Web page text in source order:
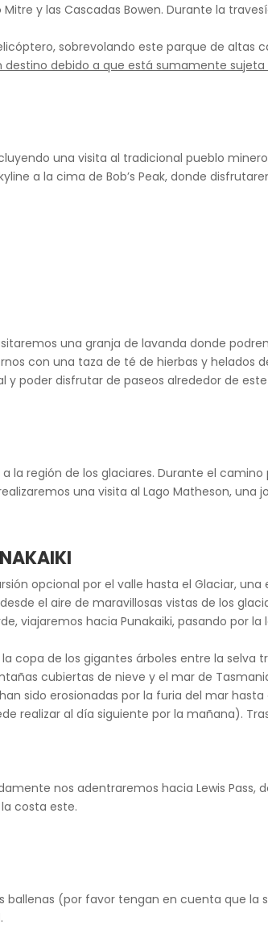
y las Cascadas Bowen. Durante la
sobrevolando este parque de altas
destino debido a que está sumamente
una visita al tradicional pueblo
a la cima de Bob’s Peak, donde
una granja de lavanda donde
con una taza de té de hierbas y helados
poder disfrutar de paseos alrededor de
la región de los glaciares. Durante el
una visita al Lago Matheson, una
opcional por el valle hasta el Glaciar,
el aire de maravillosas vistas de los
viajaremos hacia Punakaiki, pasando por la
de los gigantes árboles entre la selva
cubiertas de nieve y el mar de
sido erosionadas por la furia del mar
realizar al día siguiente por la mañana).
nos adentraremos hacia Lewis Pass,
costa este.
ballenas (por favor tengan en cuenta que la